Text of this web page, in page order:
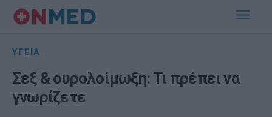
ΥΓΕΙΑ
Σεξ & ουρολοίμωξη: Τι πρέπει να
γνωρίζετε